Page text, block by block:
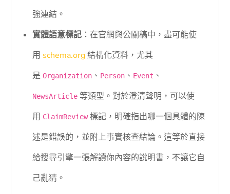
強連結。
實體語意標記 ：在官網與公關稿中，盡可能使
用 schema.org結構化資料，尤其
是Organization 、 Person 、 Event 、
NewsArticle 等類型。對於澄清聲明，可以使
用 ClaimReview標記，明確指出哪一個具體的陳
述是錯誤的，並附上事實核查結論。這等於直接
給搜尋引擎一張解讀你內容的說明書，不讓它自
己亂猜。